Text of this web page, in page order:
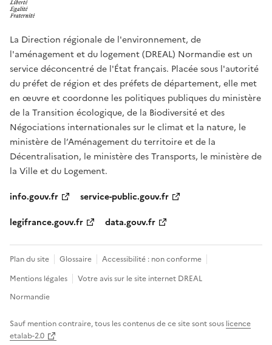
La Direction régionale de l'environnement, de
l'aménagement et du logement (DREAL) Normandie est un
service déconcentré de l'État français. Placée sous l'autorité
du préfet de région et des préfets de département, elle met
en œuvre et coordonne les politiques publiques du ministère
de la Transition écologique, de la Biodiversité et des
Négociations internationales sur le climat et la nature, le
ministère de l’Aménagement du territoire et de la
Décentralisation, le ministère des Transports, le ministère de
la Ville et du Logement.
info.gouv.fr
service-public.gouv.fr
legifrance.gouv.fr
data.gouv.fr
Plan du site Glossaire
Accessibilité : non conforme
Mentions légales
Votre avis sur le site internet DREAL
Normandie
Sauf mention contraire, tous les contenus de ce site sont sous licence
etalab-2.0